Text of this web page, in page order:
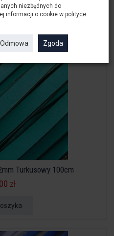
Turkusowy 100cm
zł
niezbędnych do
informacji o cookie w polityce
Odmowa Zgoda